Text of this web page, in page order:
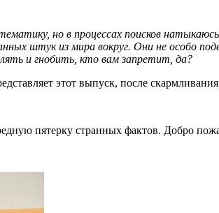
но в процессах поисков
штук из мира вокруг. Они не особо
и гнобить, кто вам запретит, да?
этот выпуск, после
пятерку странных фактов. Добро